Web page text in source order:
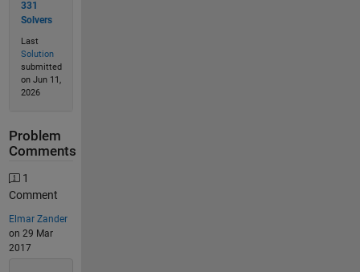
331
Solvers
Last
Solution
submitted
on Jun 11,
2026
Problem
Comments
1
Comment
Elmar Zander
on 29 Mar
2017